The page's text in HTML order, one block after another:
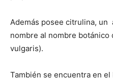
Además posee citrulina, un
nombre al nombre botánico
vulgaris).
También se encuentra en